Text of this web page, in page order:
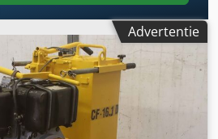
Advertentie